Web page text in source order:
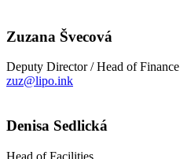
Zuzana Švecová
Deputy Director / Head of Finance
zuz@lipo.ink
Denisa Sedlická
Head of Facilities